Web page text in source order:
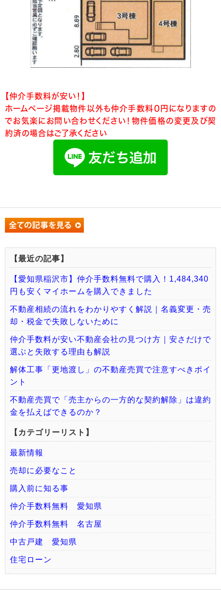
【仲介手数料が安い！】
ホームページ掲載物件以外も仲介手数料０円になりますの
でお気楽にお問い合わせください！物件価格の変更及び契
約済の場合はご了承ください
【最近の記事】
【愛知県稲沢市】仲介手数料無料で購入！1,484,340
円も安くマイホームを購入できました
不動産相続の流れをわかりやすく解説｜名義変更・売
却・税金で失敗しないために
仲介手数料が安い不動産会社の見つけ方｜安さだけで
選ぶと失敗する理由も解説
解体工事「更地渡し」の不動産売買で注意すべきポイ
ント
不動産売買で「売主からの一方的な契約解除」は違約
金を払えばできるのか？
【カテゴリーリスト】
最新情報
売却に必要なこと
購入前に知る事
仲介手数料無料 愛知県
仲介手数料無料 名古屋
中古戸建 愛知県
住宅ローン